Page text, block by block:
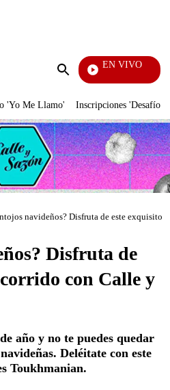
Enviar
EN VIVO
EFÉ
'Yo Me Llamo' Inscripciones 'Desafío'
navideños? Disfruta de este exquisito
Disfruta de
con Calle y
año y no te puedes quedar
Deléitate con este
Toukhmanian.